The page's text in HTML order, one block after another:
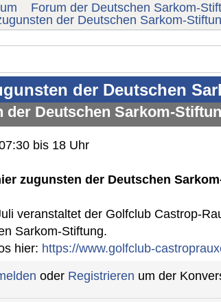
Forum der Deutschen Sarkom-
der Deutschen Sarkom-
der Deutschen
Deutschen Sarkom-
bis 18 Uhr
zugunsten der Deutschen
veranstaltet der Golfclub Castrop-
Sarkom-Stiftung.
hier: https://www.golfclub-
oder Registrieren um der